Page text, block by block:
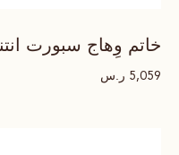
خاتم وِهاج سبورت
5,059 ر.س